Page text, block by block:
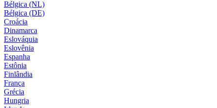
Bélgica (NL)
Bélgica (DE)
Croácia
Dinamarca
Eslováquia
Eslovênia
Espanha
Estônia
Finlândia
França
Grécia
Hungria